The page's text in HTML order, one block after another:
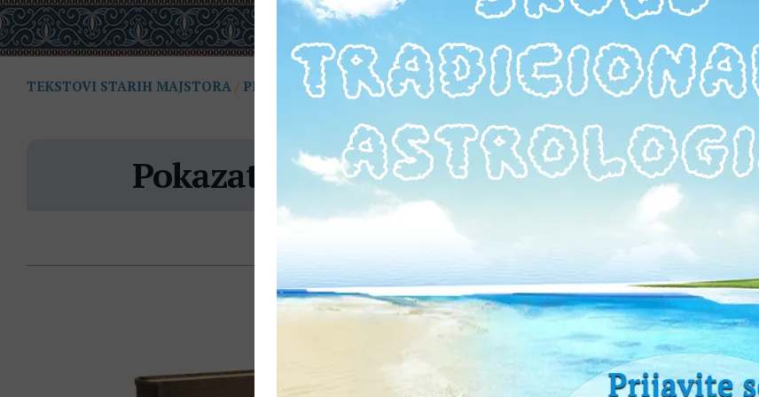
TEKSTOVI STARIH MAJSTORA / PREVODI
Pokazatelji oporavka od bolesti – V. Lili